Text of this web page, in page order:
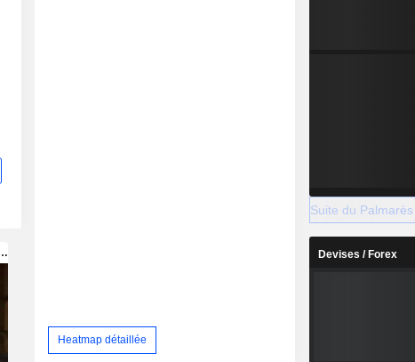
Heatmap détaillée
Suite du Palmarès
Devises / Forex